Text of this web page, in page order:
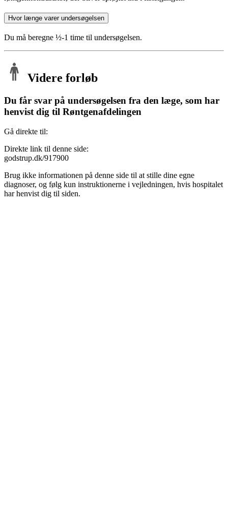
Hvor længe varer undersøgelsen
Du må beregne ½-1 time til undersøgelsen.
Videre forløb
Du får svar på undersøgelsen fra den læge, som har
henvist dig til Røntgenafdelingen
Gå direkte til:
Direkte link til denne side:
godstrup.dk/917900
Brug ikke informationen på denne side til at stille dine egne
diagnoser, og følg kun instruktionerne i vejledningen, hvis hospitalet
har henvist dig til siden.